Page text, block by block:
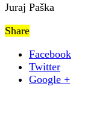
Juraj Paška
Share
Facebook
Twitter
Google +